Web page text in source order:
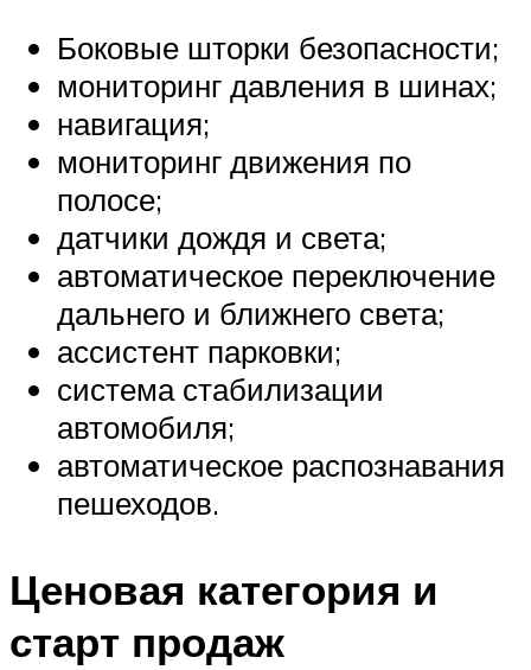
Боковые шторки безопасности;
мониторинг давления в шинах;
навигация;
мониторинг движения по
полосе;
датчики дождя и света;
автоматическое переключение
дальнего и ближнего света;
ассистент парковки;
система стабилизации
автомобиля;
автоматическое распознавания
пешеходов.
Ценовая категория и
старт продаж